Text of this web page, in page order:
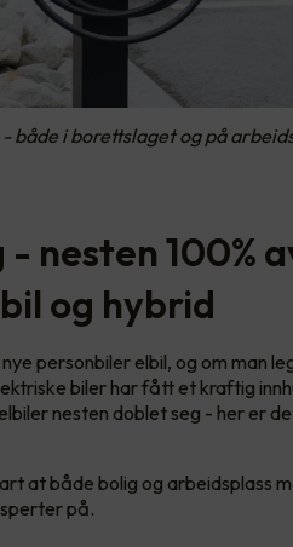
i borettslaget og på
nesten 100%
og hybrid
nye personbiler elbil, og om man
biler har fått et kraftig
nesten doblet seg - her er
at både bolig og arbeidsplass
på.